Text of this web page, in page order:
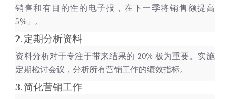
销售和有目的性的电子报，在下一季将销售额提高
5%」。
2. 定期分析资料
资料分析对于专注于带来结果的 20% 极为重要。实施
定期检讨会议，分析所有营销工作的绩效指标。
3. 简化营销工作